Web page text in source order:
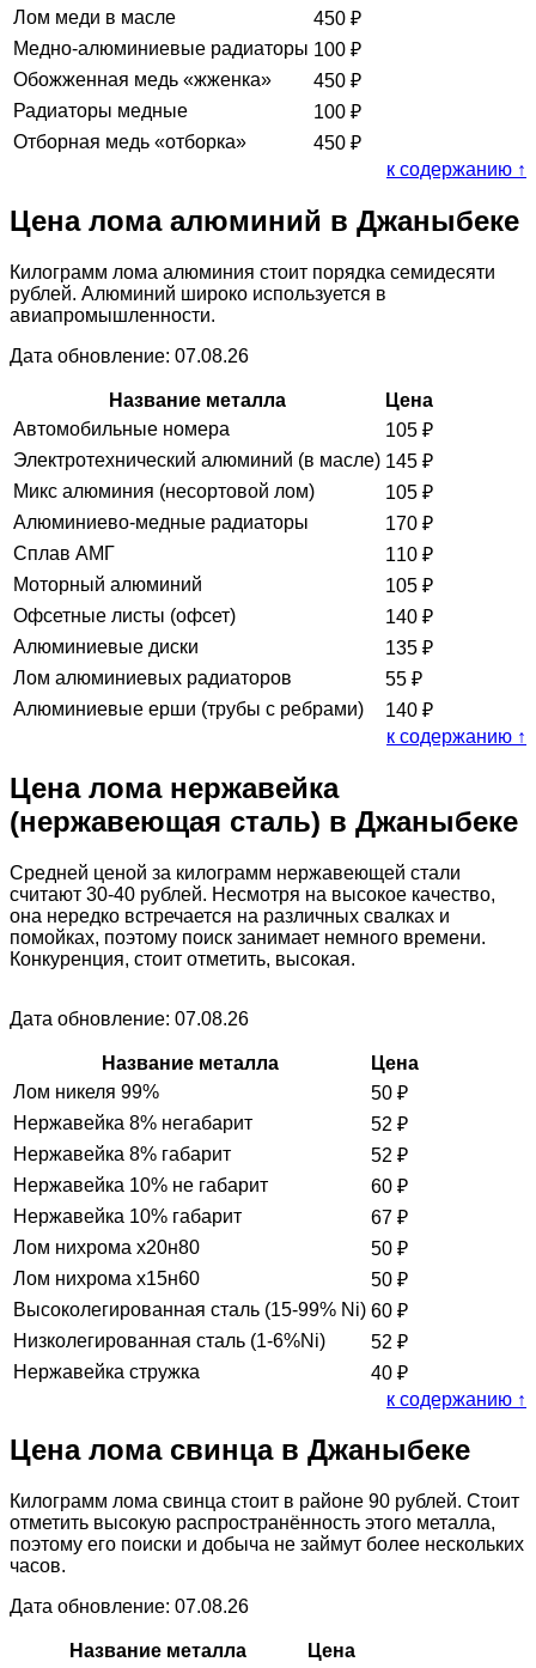
Лом меди в масле
450 ₽
Медно-алюминиевые радиаторы 100 ₽
Обожженная медь «жженка»
450 ₽
Радиаторы медные
100 ₽
Отборная медь «отборка»
450 ₽
к содержанию ↑
Цена лома алюминий в Джаныбеке
Килограмм лома алюминия стоит порядка семидесяти
рублей. Алюминий широко используется в
авиапромышленности.
Дата обновление: 07.08.26
Название металла
Цена
Автомобильные номера
105 ₽
Электротехнический алюминий (в масле) 145 ₽
Микс алюминия (несортовой лом)
105 ₽
Алюминиево-медные радиаторы
170 ₽
Сплав АМГ
110 ₽
Моторный алюминий
105 ₽
Офсетные листы (офсет)
140 ₽
Алюминиевые диски
135 ₽
Лом алюминиевых радиаторов
55 ₽
Алюминиевые ерши (трубы с ребрами)
140 ₽
к содержанию ↑
Цена лома нержавейка
(нержавеющая сталь) в Джаныбеке
Средней ценой за килограмм нержавеющей стали
считают 30-40 рублей. Несмотря на высокое качество,
она нередко встречается на различных свалках и
помойках, поэтому поиск занимает немного времени.
Конкуренция, стоит отметить, высокая.
Дата обновление: 07.08.26
Название металла
Цена
Лом никеля 99%
50 ₽
Нержавейка 8% негабарит
52 ₽
Нержавейка 8% габарит
52 ₽
Нержавейка 10% не габарит
60 ₽
Нержавейка 10% габарит
67 ₽
Лом нихрома х20н80
50 ₽
Лом нихрома х15н60
50 ₽
Высоколегированная сталь (15-99% Ni) 60 ₽
Низколегированная сталь (1-6%Ni)
52 ₽
Нержавейка стружка
40 ₽
к содержанию ↑
Цена лома свинца в Джаныбеке
Килограмм лома свинца стоит в районе 90 рублей. Стоит
отметить высокую распространённость этого металла,
поэтому его поиски и добыча не займут более нескольких
часов.
Дата обновление: 07.08.26
Название металла
Цена